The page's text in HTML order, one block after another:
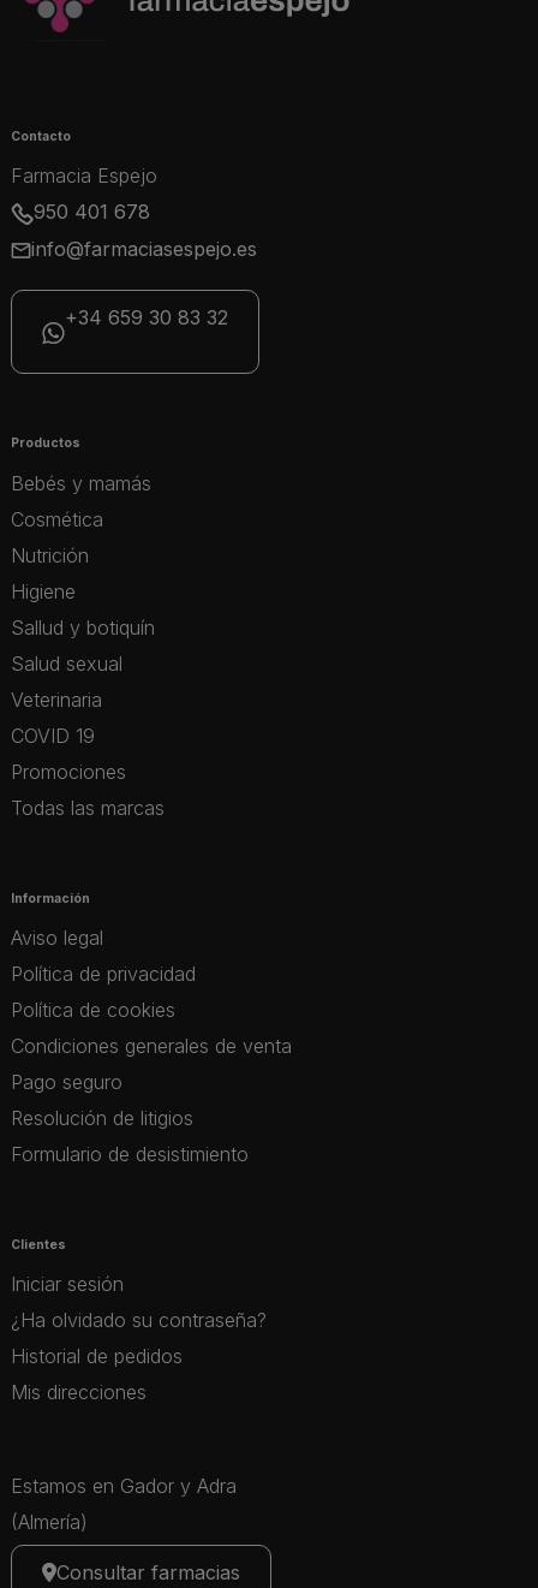
Contacto
Farmacia Espejo
950 401 678
info@farmaciasespejo.es
+34 659 30 83 32
Productos
Bebés y mamás
Cosmética
Nutrición
Higiene
Sallud y botiquín
Salud sexual
Veterinaria
COVID 19
Promociones
Todas las marcas
Información
Aviso legal
Política de privacidad
Política de cookies
Condiciones generales de venta
Pago seguro
Resolución de litigios
Formulario de desistimiento
Clientes
Iniciar sesión
¿Ha olvidado su contraseña?
Historial de pedidos
Mis direcciones
Estamos en Gador y Adra
(Almería)
Consultar farmacias